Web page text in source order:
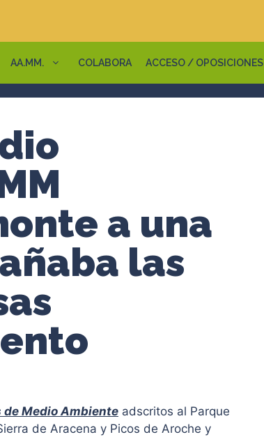
AA.MM. COLABORA ACCESO / OPOSICIONES
a una
las
de Medio Ambiente adscritos al Parque
de Aracena y Picos de Aroche y